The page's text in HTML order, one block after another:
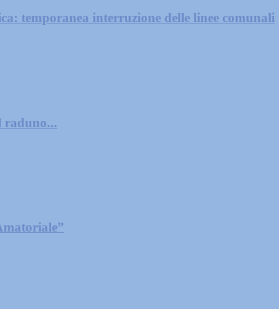
temporanea interruzione delle linee comunali
raduno...